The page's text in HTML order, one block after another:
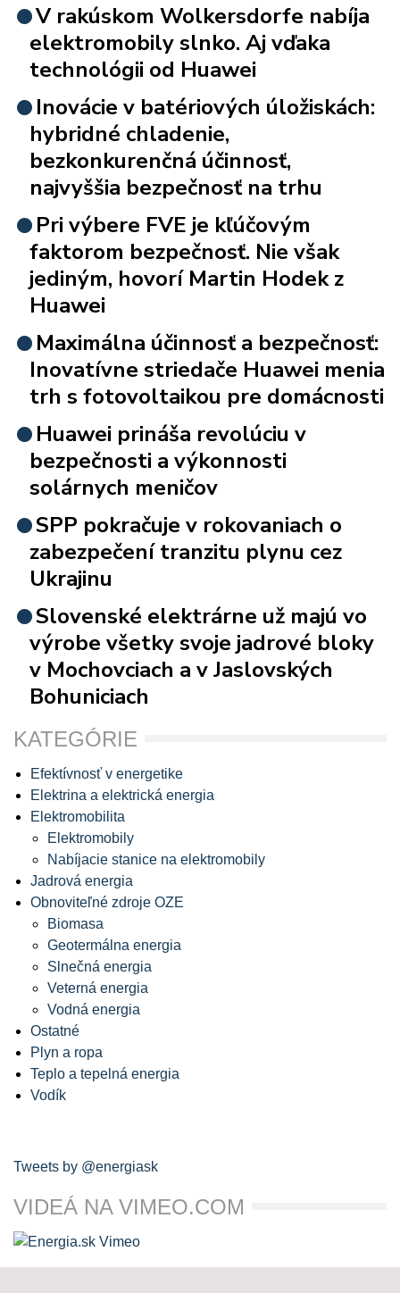
V rakúskom Wolkersdorfe nabíja
elektromobily slnko. Aj vďaka
technológii od Huawei
Inovácie v batériových úložiskách:
hybridné chladenie,
bezkonkurenčná účinnosť,
najvyššia bezpečnosť na trhu
Pri výbere FVE je kľúčovým
faktorom bezpečnosť. Nie však
jediným, hovorí Martin Hodek z
Huawei
Maximálna účinnosť a bezpečnosť:
Inovatívne striedače Huawei menia
trh s fotovoltaikou pre domácnosti
Huawei prináša revolúciu v
bezpečnosti a výkonnosti
solárnych meničov
SPP pokračuje v rokovaniach o
zabezpečení tranzitu plynu cez
Ukrajinu
Slovenské elektrárne už majú vo
výrobe všetky svoje jadrové bloky
v Mochovciach a v Jaslovských
Bohuniciach
KATEGÓRIE
Efektívnosť v energetike
Elektrina a elektrická energia
Elektromobilita
Elektromobily
Nabíjacie stanice na elektromobily
Jadrová energia
Obnoviteľné zdroje OZE
Biomasa
Geotermálna energia
Slnečná energia
Veterná energia
Vodná energia
Ostatné
Plyn a ropa
Teplo a tepelná energia
Vodík
Tweets by @energiask
VIDEÁ NA VIMEO.COM